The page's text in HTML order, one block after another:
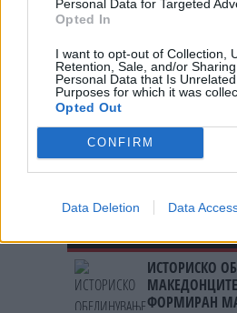
Personal Data for Targeted
Opted In
I want to opt-out of Collection,
Retention, Sale, and/or
Personal Data that Is
Purposes for which it was
Opted Out
CONFIRM
Data Deletion Data
Официјално:
ИСТОРИСКО
ФОРМИРАН